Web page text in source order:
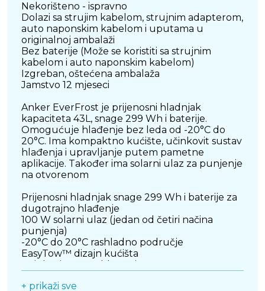
Nekorišteno - ispravno
Dolazi sa strujim kabelom, strujnim adapterom,
auto naponskim kabelom i uputama u
originalnoj ambalaži
Bez baterije (Može se koristiti sa strujnim
kabelom i auto naponskim kabelom)
Izgreban, oštećena ambalaža
Jamstvo 12 mjeseci
Anker EverFrost je prijenosni hladnjak
kapaciteta 43L, snage 299 Wh i baterije.
Omogućuje hlađenje bez leda od -20°C do
20°C. Ima kompaktno kućište, učinkovit sustav
hlađenja i upravljanje putem pametne
aplikacije. Također ima solarni ulaz za punjenje
na otvorenom
Prijenosni hladnjak snage 299 Wh i baterije za
dugotrajno hlađenje
100 W solarni ulaz (jedan od četiri načina
punjenja)
-20°C do 20°C rashladno područje
EasyTow™ dizajn kućišta
+ prikaži sve